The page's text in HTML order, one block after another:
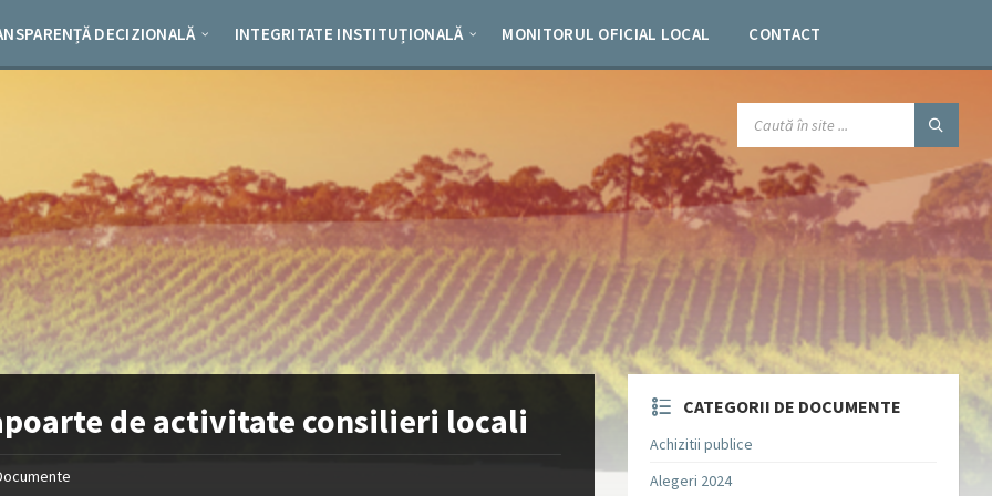
DECIZIONALĂ INTEGRITATE INSTITUȚIONALĂ MONITORUL OFICIAL LOCAL CONTACT
de activitate consilieri locali CATEGORII DE DOCUMENTE
Achizitii publice
Alegeri 2024